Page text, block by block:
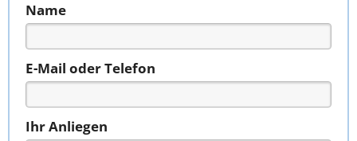
Name
E-Mail oder Telefon
Ihr Anliegen